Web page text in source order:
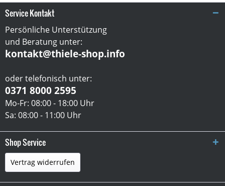
Service Kontakt
Persönliche Unterstützung
und Beratung unter:
kontakt@thiele-shop.info
oder telefonisch unter:
0371 8000 2595
Mo-Fr: 08:00 - 18:00 Uhr
Sa: 08:00 - 11:00 Uhr
Shop Service
Vertrag widerrufen